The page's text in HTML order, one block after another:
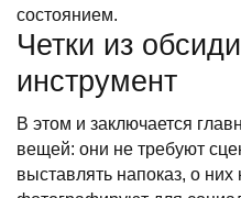
состоянием.
Четки из
инструмент
В этом и заключается
вещей: они не требуют
выставлять напоказ, о них